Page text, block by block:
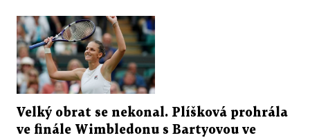
Velký obrat se nekonal. Plíšková prohrála
ve finále Wimbledonu s Bartyovou ve